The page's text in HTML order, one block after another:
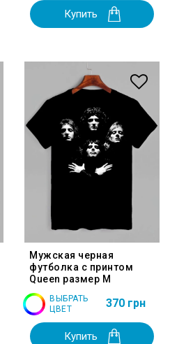
Купить
Мужская черная
футболка с принтом
Queen размер M
ВЫБРАТЬ
ЦВЕТ
370 грн
Купить